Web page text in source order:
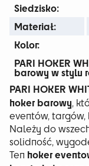
Siedzisko:
Materiał:
Kolor:
PARI HOKER
barowy w stylu
PARI HOKER
hoker barowy,
eventów,
Należy do
solidność,
Ten hoker